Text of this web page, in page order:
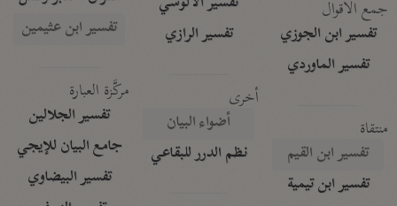
جمع الأقوال
تفسير ابن الجوزي
تفسير الماوردي
منتقاة
تفسير ابن القيم
تفسير ابن تيمية
تفسير الرازي
أخرى
أضواء البيان
نظم الدرر للبقاعي
تفسير ابن عثيمين
مركَّزة العبارة
تفسير الجلالين
جامع البيان للإيجي
تفسير البيضاوي